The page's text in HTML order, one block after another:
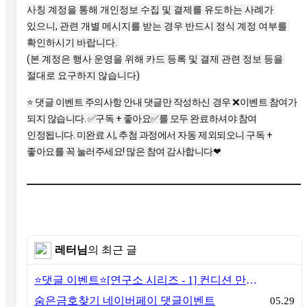
사칭 계정을 통해 개인정보 수집 및 결제를 유도하는 사례가
있으니, 관련 개별 메시지를 받는 경우 반드시 정식 계정 여부를
확인하시기 바랍니다.
(본 계정은 행사 운영을 위해 카드 등록 및 결제 관련 정보 등을
⭐️ 댓글 이벤트 주의사항 안내 댓글만 작성하신 경우 ❌이벤트 참여가
되지 않습니다. ✅구독 + 좋아요✅를 모두 완료하셔야 참여
인정됩니다. 미완료 시, 추첨 과정에서 자동 제외되오니 구독 +
좋아요를 꼭 눌러주세요! 많은 참여 감사합니다❤
레터님의 최근 글
⭐️댓글 이벤트⭐️[연구소 시리즈 - 1] 컨디션 만든 회사 어딘지 아세요?
05.29
숨은금호찾기 네이버페이 댓글이벤트